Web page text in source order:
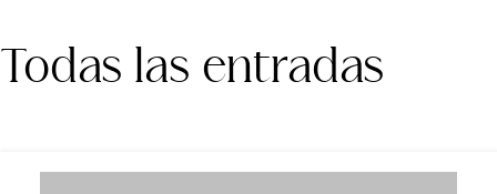
Todas las entradas